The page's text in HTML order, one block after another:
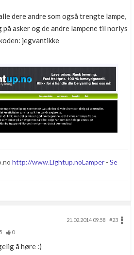
dere andre som også trengte lampe,
asker og de andre lampene til norlys
jegvantikke
http://www.Lightup.noLamper - Se
21.02.2014 09.58
#23
0
å høre :)